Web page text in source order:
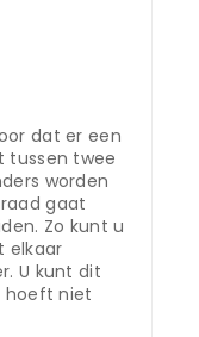
dat er een
tussen twee
worden
gaat
Zo kunt u
elkaar
U kunt dit
hoeft niet